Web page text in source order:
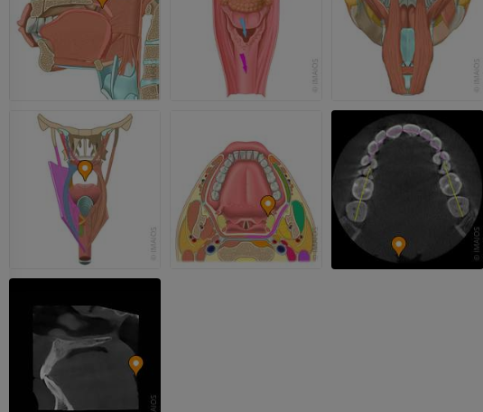
GRATUIT
Artériographie des membres
Angiographie
GRATUIT